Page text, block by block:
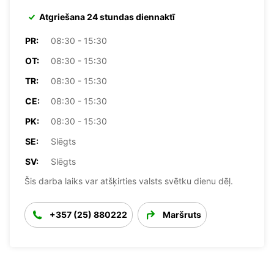
Atgriešana 24 stundas diennaktī
PR:
08:30 - 15:30
OT:
08:30 - 15:30
TR:
08:30 - 15:30
CE:
08:30 - 15:30
PK:
08:30 - 15:30
SE:
Slēgts
SV:
Slēgts
Šis darba laiks var atšķirties valsts svētku dienu dēļ.
+357 (25) 880222 Maršruts